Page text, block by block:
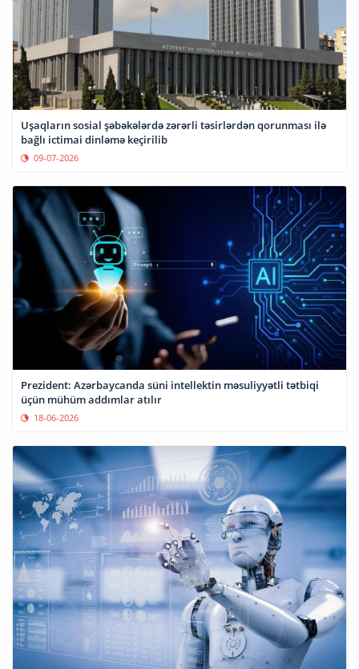
Uşaqların sosial şəbəkələrdə zərərli təsirlərdən qorunması ilə
bağlı ictimai dinləmə keçirilib
09-07-2026
Prezident: Azərbaycanda süni intellektin məsuliyyətli tətbiqi
üçün mühüm addımlar atılır
18-06-2026